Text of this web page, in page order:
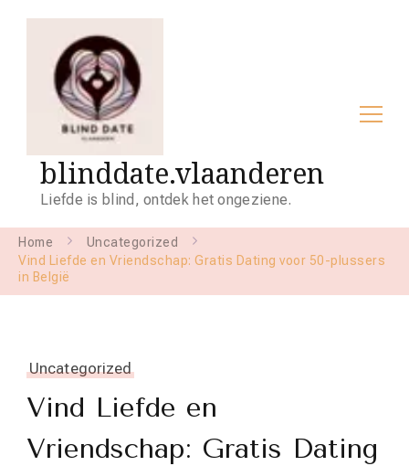
blinddate.vlaanderen
Liefde is blind, ontdek het ongeziene.
Home
Uncategorized
Vind Liefde en Vriendschap: Gratis Dating voor 50-plussers
in België
Uncategorized
Vind Liefde en
Vriendschap: Gratis Dating